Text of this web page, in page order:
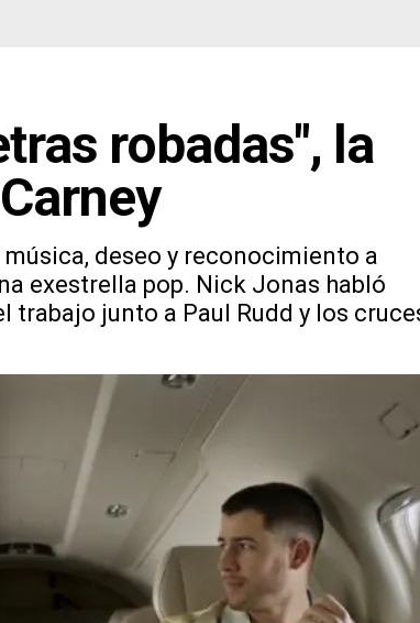
robadas", la
deseo y reconocimiento a
exestrella pop. Nick Jonas habló
trabajo junto a Paul Rudd y los